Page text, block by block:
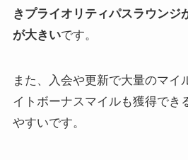
きプライオリティパスラウンジ
が大きいです。
また、入会や更新で大量のマイ
イトボーナスマイルも獲得でき
やすいです。